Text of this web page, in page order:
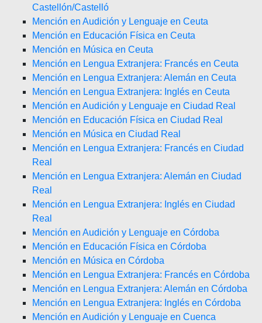
Castellón/Castelló
Mención en Audición y Lenguaje en Ceuta
Mención en Educación Física en Ceuta
Mención en Música en Ceuta
Mención en Lengua Extranjera: Francés en Ceuta
Mención en Lengua Extranjera: Alemán en Ceuta
Mención en Lengua Extranjera: Inglés en Ceuta
Mención en Audición y Lenguaje en Ciudad Real
Mención en Educación Física en Ciudad Real
Mención en Música en Ciudad Real
Mención en Lengua Extranjera: Francés en Ciudad
Real
Mención en Lengua Extranjera: Alemán en Ciudad
Real
Mención en Lengua Extranjera: Inglés en Ciudad
Real
Mención en Audición y Lenguaje en Córdoba
Mención en Educación Física en Córdoba
Mención en Música en Córdoba
Mención en Lengua Extranjera: Francés en Córdoba
Mención en Lengua Extranjera: Alemán en Córdoba
Mención en Lengua Extranjera: Inglés en Córdoba
Mención en Audición y Lenguaje en Cuenca